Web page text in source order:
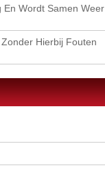
En Wordt Samen Weer
Hierbij Fouten